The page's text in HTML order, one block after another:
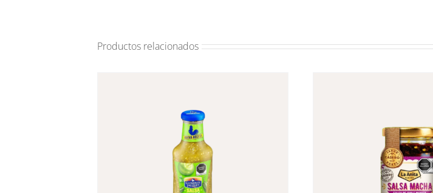
Productos relacionados
AÑADIR AL CARRITO / AÑADIR AL CARRITO /